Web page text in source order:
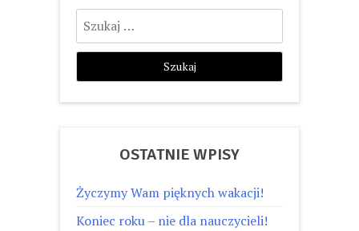
Szukaj:
OSTATNIE WPISY
Życzymy Wam pięknych wakacji!
Koniec roku – nie dla nauczycieli!